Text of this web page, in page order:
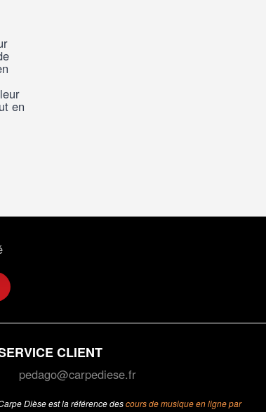
en
CLIENT
pedago@carpediese.fr
Dièse est la référence descours de musique en ligne par